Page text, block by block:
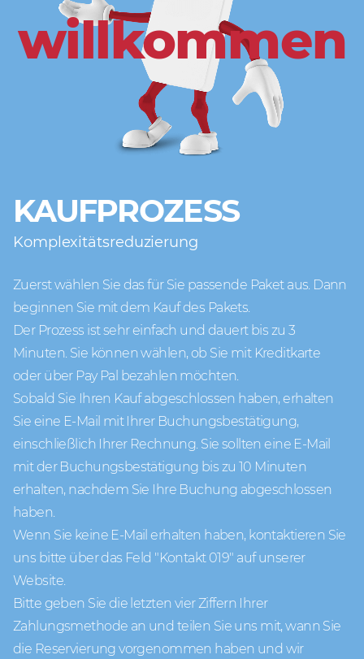
willkommen
KAUFPROZESS
Komplexitätsreduzierung
Zuerst wählen Sie das für Sie passende Paket aus. Dann
beginnen Sie mit dem Kauf des Pakets.
Der Prozess ist sehr einfach und dauert bis zu 3
Minuten. Sie können wählen, ob Sie mit Kreditkarte
oder über Pay Pal bezahlen möchten.
Sobald Sie Ihren Kauf abgeschlossen haben, erhalten
Sie eine E-Mail mit Ihrer Buchungsbestätigung,
einschließlich Ihrer Rechnung. Sie sollten eine E-Mail
mit der Buchungsbestätigung bis zu 10 Minuten
erhalten, nachdem Sie Ihre Buchung abgeschlossen
haben.
Wenn Sie keine E-Mail erhalten haben, kontaktieren Sie
uns bitte über das Feld "Kontakt 019" auf unserer
Website.
Bitte geben Sie die letzten vier Ziffern Ihrer
Zahlungsmethode an und teilen Sie uns mit, wann Sie
die Reservierung vorgenommen haben und wir